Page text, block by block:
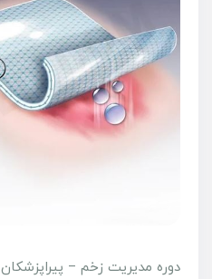
دوره مدیریت زخم – پیراپزشکان